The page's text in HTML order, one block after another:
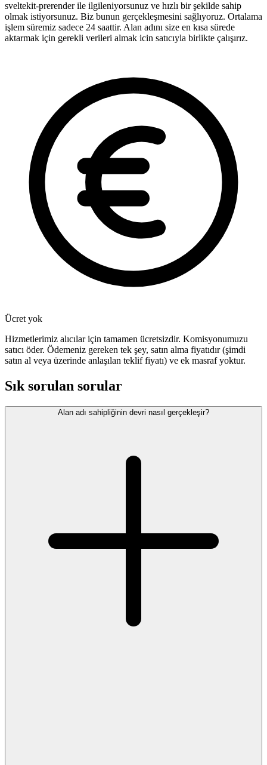
sveltekit-prerender ile ilgileniyorsunuz ve hızlı bir şekilde sahip
olmak istiyorsunuz. Biz bunun gerçekleşmesini sağlıyoruz. Ortalama
işlem süremiz sadece 24 saattir. Alan adını size en kısa sürede
aktarmak için gerekli verileri almak icin satıcıyla birlikte çalışırız.
Ücret yok
Hizmetlerimiz alıcılar için tamamen ücretsizdir. Komisyonumuzu
satıcı öder. Ödemeniz gereken tek şey, satın alma fiyatıdır (şimdi
satın al veya üzerinde anlaşılan teklif fiyatı) ve ek masraf yoktur.
Sık sorulan sorular
Alan adı sahipliğinin devri nasıl gerçekleşir?